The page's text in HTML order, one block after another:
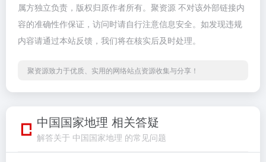
属方独立负责，版权归原作者所有。聚资源 不对该外部链接内
容的准确性作保证，访问时请自行注意信息安全。如发现违规
内容请通过本站反馈，我们将在核实后及时处理。
聚资源致力于优质、实用的网络站点资源收集与分享！
中国国家地理 相关答疑
解答关于 中国国家地理 的常见问题